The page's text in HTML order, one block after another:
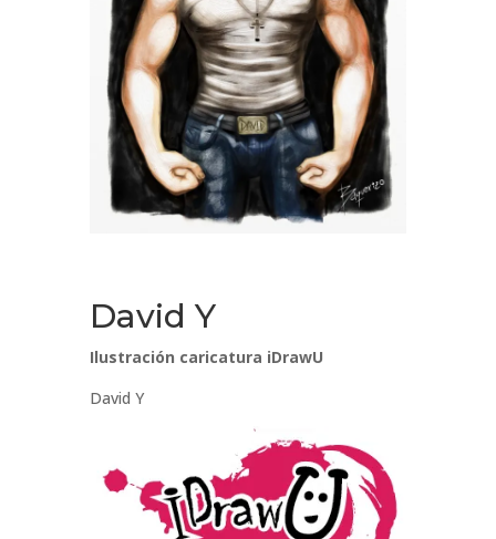
David Y
Ilustración caricatura iDrawU
David Y